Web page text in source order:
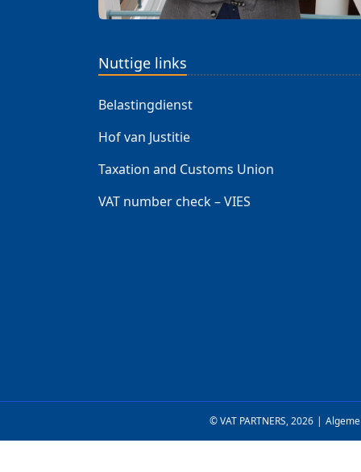
Nuttige links
Belastingdienst
Hof van Justitie
Taxation and Customs Union
VAT number check – VIES
© VAT PARTNERS, 2026 |